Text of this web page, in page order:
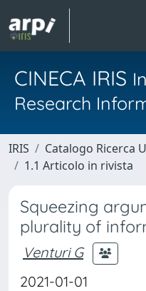
CINECA IRIS
Research
IRIS Catalogo Ricerca
1.1 Articolo in rivista
Squeezing
plurality of
Venturi G
2021-01-01